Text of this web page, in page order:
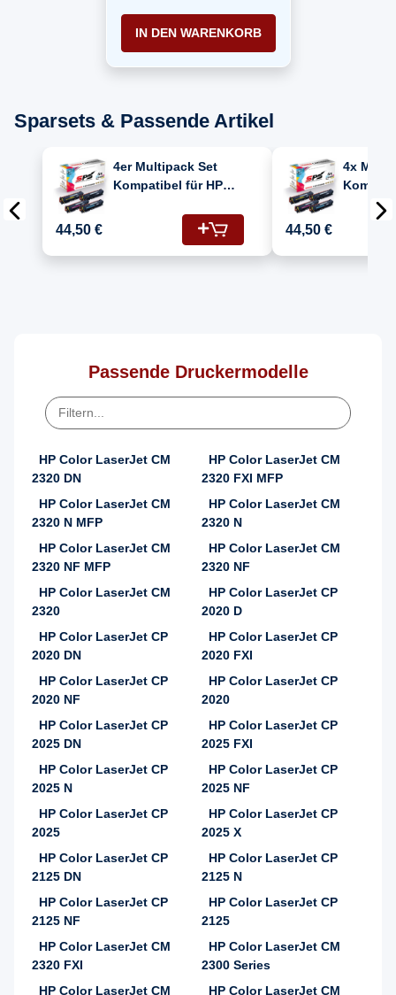
IN DEN WARENKORB
Sparsets & Passende Artikel
4er Multipack Set
Kompatibel für HP
CP2020NF Drucker
Toners HP 304A
CC530A Schwarz,
44,50 €
4x
Color
NF
44,50 €
Passende Druckermodelle
HP Color LaserJet CM
2320 DN
HP Color LaserJet CM
2320 FXI MFP
HP Color LaserJet CM
2320 N MFP
HP Color LaserJet CM
2320 N
HP Color LaserJet CM
2320 NF MFP
HP Color LaserJet CM
2320 NF
HP Color LaserJet CM
2320
HP Color LaserJet CP
2020 D
HP Color LaserJet CP
2020 DN
HP Color LaserJet CP
2020 FXI
HP Color LaserJet CP
2020 NF
HP Color LaserJet CP
2020
HP Color LaserJet CP
2025 DN
HP Color LaserJet CP
2025 FXI
HP Color LaserJet CP
2025 N
HP Color LaserJet CP
2025 NF
HP Color LaserJet CP
2025
HP Color LaserJet CP
2025 X
HP Color LaserJet CP
2125 DN
HP Color LaserJet CP
2125 N
HP Color LaserJet CP
2125 NF
HP Color LaserJet CP
2125
HP Color LaserJet CM
2320 FXI
HP Color LaserJet CM
2300 Series
HP Color LaserJet CM
HP Color LaserJet CM